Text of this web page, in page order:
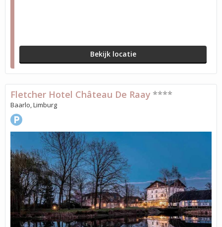
Bekijk locatie
Fletcher Hotel Château De Raay ****
Baarlo, Limburg